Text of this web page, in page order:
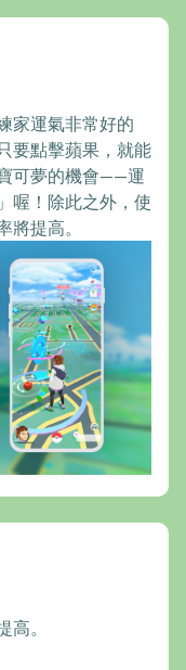
家運氣非常好的
要點擊蘋果，就能
可夢的機會——運
喔！除此之外，使
將提高。
。